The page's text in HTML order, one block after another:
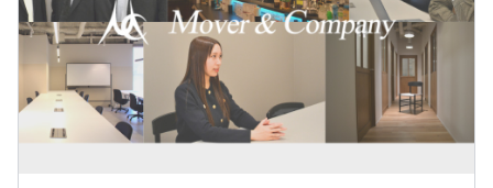
これまでひとつひとつ形にしてきました。
◆次世代型ITコンサルとしての市場価値
案件の100%が直請け案件。AI・DX・事業開発といった最
先端の課題解決に加え、自社サービスを通じた「事業運
営」の経験も積めます。個人の働き方を尊重するだけでな
■その他定額手当：0万円
※経験・能力を考慮のうえ、決定します。